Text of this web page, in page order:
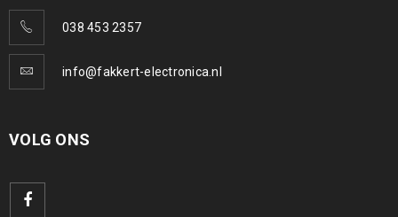
038 453 2357
info@fakkert-electronica.nl
VOLG ONS